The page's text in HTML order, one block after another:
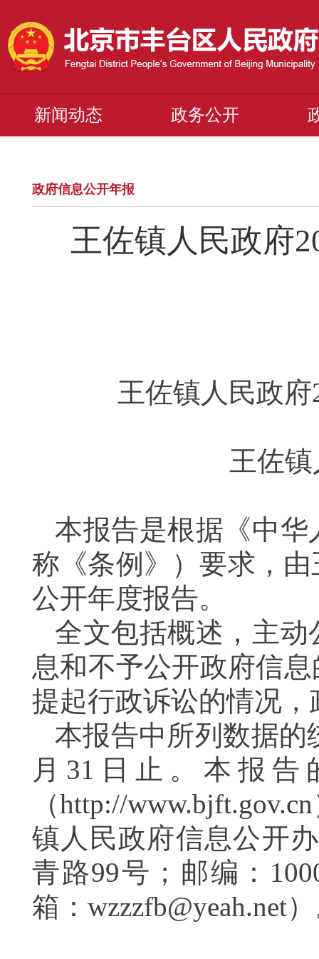
新闻动态 政务公开
政府信息公开年报
王佐镇人民政府
王佐镇人民政府
王佐
本报告是根据《中
称《条例》）要求，
公开年度报告。
全文包括概述，主
息和不予公开政府信
提起行政诉讼的情况
本报告中所列数据的
月 31 日止。本报告
（http://www.bjft.gov.cn
镇人民政府信息公开
青路99号；邮编：
箱： wzzzfb@yeah.net